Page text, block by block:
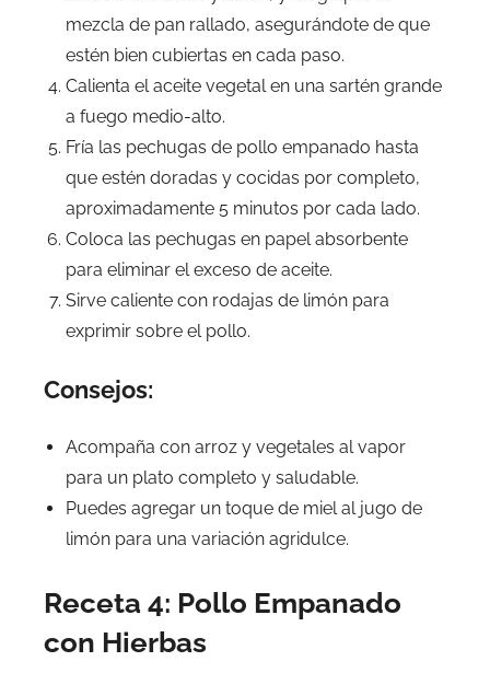
mezcla de pan rallado, asegurándote de que
estén bien cubiertas en cada paso.
Calienta el aceite vegetal en una sartén grande
a fuego medio-alto.
Fría las pechugas de pollo empanado hasta
que estén doradas y cocidas por completo,
aproximadamente 5 minutos por cada lado.
Coloca las pechugas en papel absorbente
para eliminar el exceso de aceite.
Sirve caliente con rodajas de limón para
exprimir sobre el pollo.
Consejos:
Acompaña con arroz y vegetales al vapor
para un plato completo y saludable.
Puedes agregar un toque de miel al jugo de
limón para una variación agridulce.
Receta 4: Pollo Empanado
con Hierbas